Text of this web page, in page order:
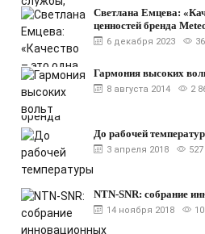
Светлана Емцева:
ценностей бренда
6 декабря 2023
Гармония высоких
8 августа 2014 2
До рабочей
3 апреля 2018 527
NTN-SNR: собрание
14 ноября 2018